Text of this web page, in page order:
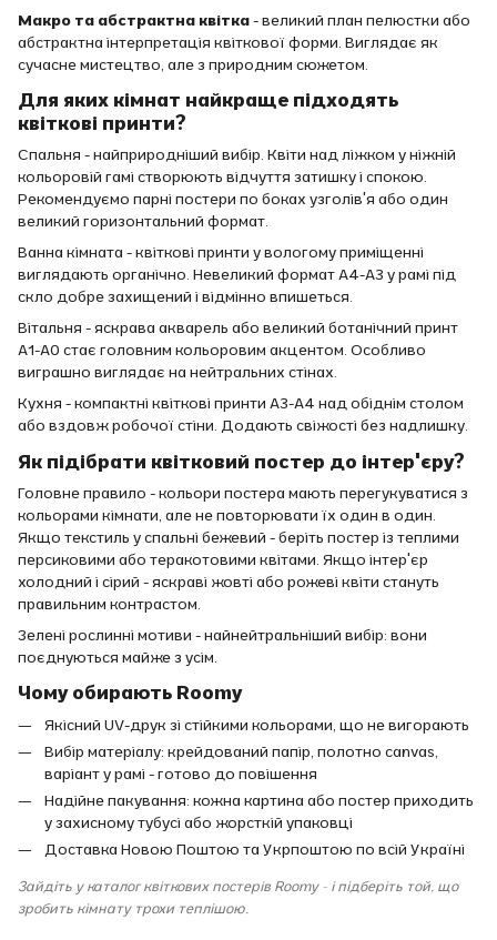
Макро та абстрактна квітка- великий план пелюстки або
абстрактна інтерпретація квіткової форми. Виглядає як
сучасне мистецтво, але з природним сюжетом.
Для яких кімнат найкраще підходять
квіткові принти?
Спальня - найприродніший вибір. Квіти над ліжком у ніжній
кольоровій гамі створюють відчуття затишку і спокою.
Рекомендуємо парні постери по боках узголів'я або один
великий горизонтальний формат.
Ванна кімната - квіткові принти у вологому приміщенні
виглядають органічно. Невеликий формат A4-A3 у рамі під
скло добре захищений і відмінно впишеться.
Вітальня - яскрава акварель або великий ботанічний принт
A1-A0 стає головним кольоровим акцентом. Особливо
виграшно виглядає на нейтральних стінах.
Кухня - компактні квіткові принти A3-A4 над обіднім столом
або вздовж робочої стіни. Додають свіжості без надлишку.
Як підібрати квітковий постер до інтер'єру?
Головне правило - кольори постера мають перегукуватися з
кольорами кімнати, але не повторювати їх один в один.
Якщо текстиль у спальні бежевий - беріть постер із теплими
персиковими або теракотовими квітами. Якщо інтер'єр
холодний і сірий - яскраві жовті або рожеві квіти стануть
правильним контрастом.
Зелені рослинні мотиви - найнейтральніший вибір: вони
поєднуються майже з усім.
Чому обирають Roomy
Якісний UV-друк зі стійкими кольорами, що не вигорають
Вибір матеріалу: крейдований папір, полотно canvas,
варіант у рамі - готово до повішення
Надійне пакування: кожна картина або постер приходить
у захисному тубусі або жорсткій упаковці
Доставка Новою Поштою та Укрпоштою по всій Україні
Зайдіть у каталог квіткових постерів Roomy - і підберіть той, що
зробить кімнату трохи теплішою.